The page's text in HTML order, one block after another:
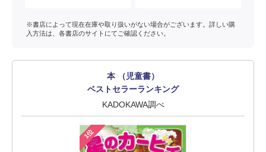
※書店によって現在在庫や取り扱いがない場合がございます。詳しい購
入方法は、各書店のサイトにてご確認ください。
本 （児童書）
ベストセラーランキング
KADOKAWA調べ
1位